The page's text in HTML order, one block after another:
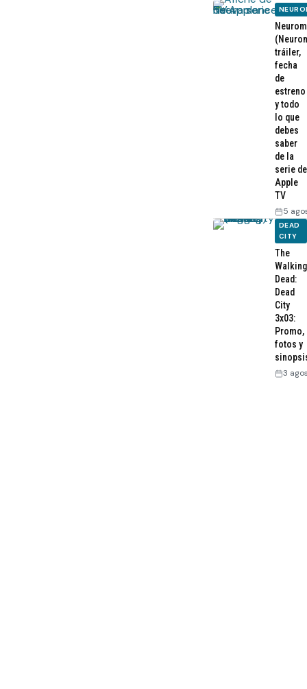
tráiler,
fecha
de
estreno
y todo
lo que
debes
saber
de la
serie de
Apple
TV
5
DEAD
CITY
The
Walking
Dead:
Dead
City
3x03:
Promo,
fotos y
3